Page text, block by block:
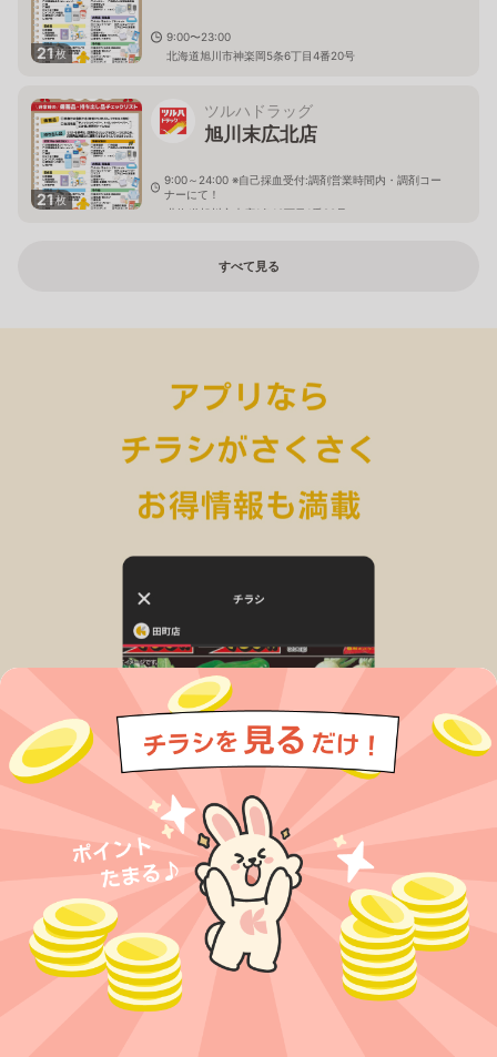
21枚
9:00〜23:00
北海道旭川市神楽岡5条6丁目4番20号
21枚
ツルハドラッグ
旭川末広北店
9:00～24:00 ※自己採血受付:調剤営業時間内・調剤コー
ナーにて！
北海道旭川市末広1条10丁目1番20号
すべて見る